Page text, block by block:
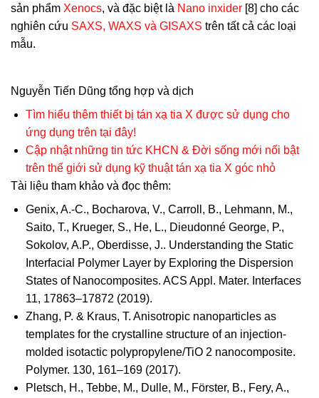
sản phẩm Xenocs, và đặc biệt là Nano inxider [8] cho các
nghiên cứu SAXS, WAXS và GISAXS trên tất cả các loại
mẫu.
Nguyễn Tiến Dũng tổng hợp và dịch
Tìm hiểu thêm thiết bị tán xạ tia X được sử dụng cho
ứng dụng trên tại đây!
Cập nhật những tin tức KHCN & Đời sống mới nổi bật
trên thế giới sử dụng kỹ thuật tán xạ tia X góc nhỏ
Tài liệu tham khảo và đọc thêm:
Genix, A.-C., Bocharova, V., Carroll, B., Lehmann, M.,
Saito, T., Krueger, S., He, L., Dieudonné George, P.,
Sokolov, A.P., Oberdisse, J.. Understanding the Static
Interfacial Polymer Layer by Exploring the Dispersion
States of Nanocomposites. ACS Appl. Mater. Interfaces
11, 17863–17872 (2019).
Zhang, P. & Kraus, T. Anisotropic nanoparticles as
templates for the crystalline structure of an injection-
molded isotactic polypropylene/TiO 2 nanocomposite.
Polymer. 130, 161–169 (2017).
Pletsch, H., Tebbe, M., Dulle, M., Förster, B., Fery, A.,